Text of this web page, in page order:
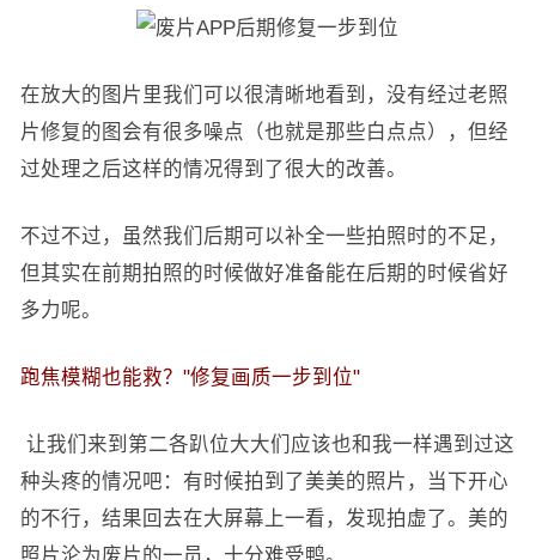
在放大的图片里我们可以很清晰地看到，没有经过老照
片修复的图会有很多噪点（也就是那些白点点），但经
过处理之后这样的情况得到了很大的改善。
不过不过，虽然我们后期可以补全一些拍照时的不足，
但其实在前期拍照的时候做好准备能在后期的时候省好
多力呢。
跑焦模糊也能救？"修复画质一步到位"
让我们来到第二各趴位大大们应该也和我一样遇到过这
种头疼的情况吧：有时候拍到了美美的照片，当下开心
的不行，结果回去在大屏幕上一看，发现拍虚了。美的
照片沦为废片的一员，十分难受鸭。